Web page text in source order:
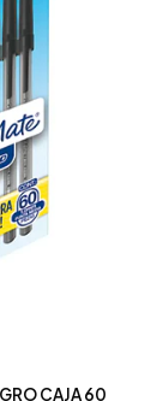
CAJA 60